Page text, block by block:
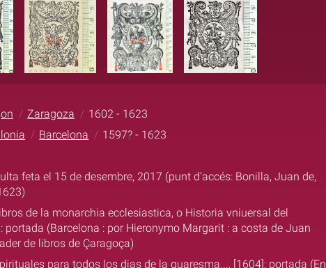
Zaragoza
1602 - 1623
Barcelona
1597? - 1623
feta el 15 de desembre, 2017 (punt d'accés: Bonilla, Juan de,
de la monarchia ecclesiastica, o Historia vniuersal del
portada (Barcelona : por Hieronymo Margarit : a costa de Juan
de libros de Çaragoça)
para todos los dias de la quaresma..., [1604]: portada (En